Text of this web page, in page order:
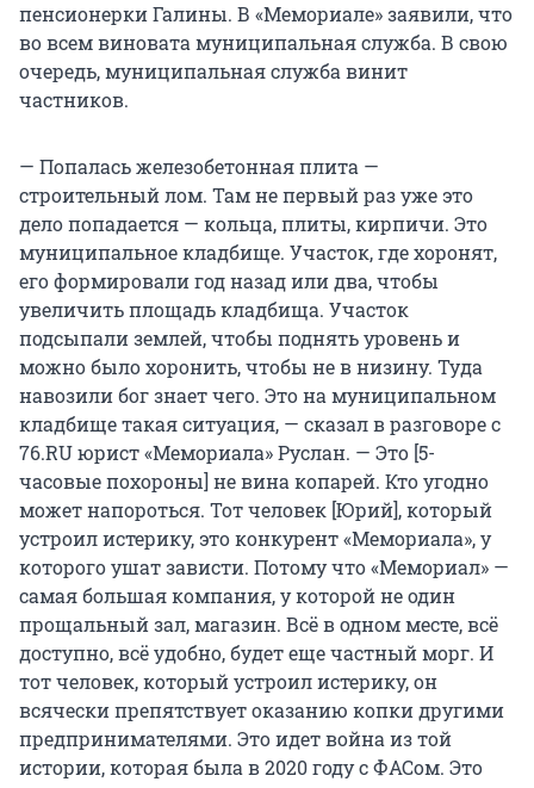
пенсионерки Галины. В «Мемориале» заявили, что
во всем виновата муниципальная служба. В свою
очередь, муниципальная служба винит
частников.
— Попалась железобетонная плита —
строительный лом. Там не первый раз уже это
дело попадается — кольца, плиты, кирпичи. Это
муниципальное кладбище. Участок, где хоронят,
его формировали год назад или два, чтобы
увеличить площадь кладбища. Участок
подсыпали землей, чтобы поднять уровень и
можно было хоронить, чтобы не в низину. Туда
навозили бог знает чего. Это на муниципальном
кладбище такая ситуация, — сказал в разговоре с
76.RU юрист «Мемориала» Руслан. — Это [5-
часовые похороны] не вина копарей. Кто угодно
может напороться. Тот человек [Юрий], который
устроил истерику, это конкурент «Мемориала», у
которого ушат зависти. Потому что «Мемориал» —
самая большая компания, у которой не один
прощальный зал, магазин. Всё в одном месте, всё
доступно, всё удобно, будет еще частный морг. И
тот человек, который устроил истерику, он
всячески препятствует оказанию копки другими
предпринимателями. Это идет война из той
истории, которая была в 2020 году с ФАСом. Это